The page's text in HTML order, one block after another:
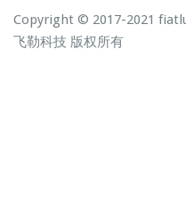
Copyright © 2017-2021
飞勒科技 版权所有